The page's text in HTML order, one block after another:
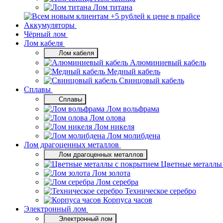
Лом титана
Аккумуляторы
Чёрный лом
Лом кабеля
Лом кабеля
Алюминиевый кабель
Медный кабель
Свинцовый кабель
Сплавы
Сплавы
Лом вольфрама
Лом олова
Лом никеля
Лом молибдена
Лом драгоценных металлов
Лом драгоценных металлов
Цветные
Лом золота
Лом серебра
Техническое серебро
Корпуса часов
Электронный лом
Электронный лом